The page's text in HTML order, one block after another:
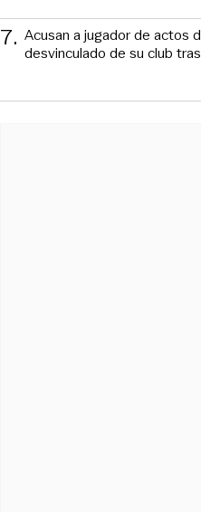
7. Acusan a jugador de actos
desvinculado de su club